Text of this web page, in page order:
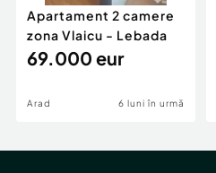
Apartament 2 camere
zona Vlaicu - Lebada
69.000 eur
Arad 6 luni în urmă